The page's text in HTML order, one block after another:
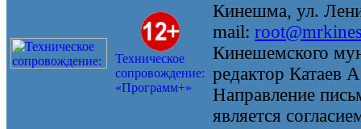
Техническое
сопровождение:
«Программ+»
Кинешма, ул.
mail:
Кинешемского
редактор Катаев
Направление
является